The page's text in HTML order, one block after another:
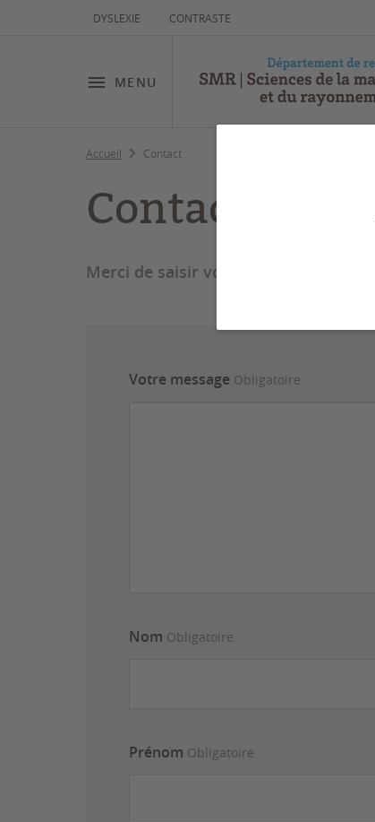
DYSLEXIE CONTRASTE
MENU
Accueil Contact
Contact
Merci de saisir votre message ci-
Votre message Obligatoire
Nom Obligatoire
Prénom Obligatoire